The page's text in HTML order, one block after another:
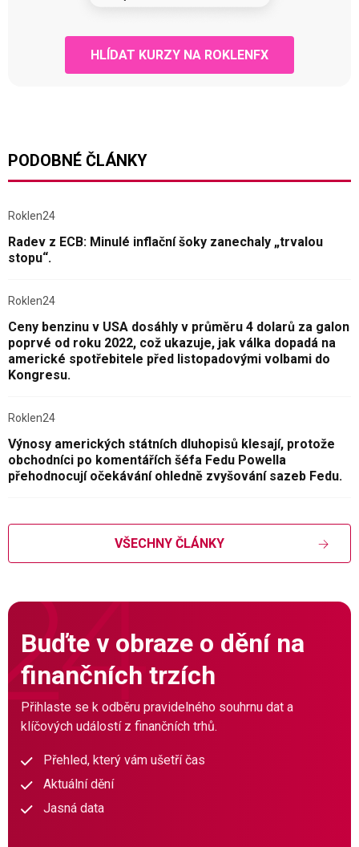
HLÍDAT KURZY NA ROKLENFX
PODOBNÉ ČLÁNKY
Roklen24
Radev z ECB: Minulé inflační šoky zanechaly „trvalou
stopu“.
Roklen24
Ceny benzinu v USA dosáhly v průměru 4 dolarů za galon
poprvé od roku 2022, což ukazuje, jak válka dopadá na
americké spotřebitele před listopadovými volbami do
Kongresu.
Roklen24
Výnosy amerických státních dluhopisů klesají, protože
obchodníci po komentářích šéfa Fedu Powella
přehodnocují očekávání ohledně zvyšování sazeb Fedu.
VŠECHNY ČLÁNKY
Buďte v obraze o dění na
finančních trzích
Přihlaste se k odběru pravidelného souhrnu dat a
klíčových událostí z finančních trhů.
Přehled, který vám ušetří čas
Aktuální dění
Jasná data